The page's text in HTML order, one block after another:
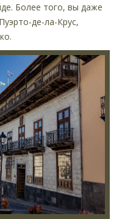
Более того, вы даже
де-ла-Крус,